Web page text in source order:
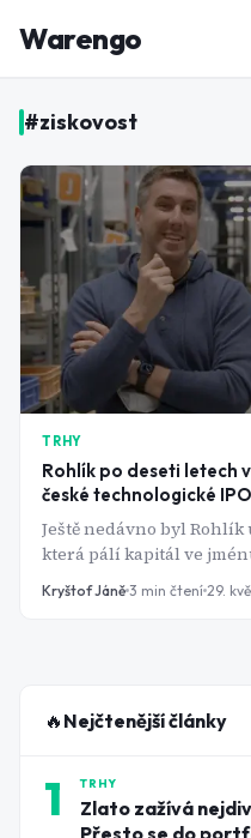
Warengo
NOVÉ
#ziskovost
TRHY
Rohlík po deseti letech
české technologické
Ještě nedávno byl
která pálí kapitál ve
zisk na úrovni celé
vlastní technologie
Kryštof Jáně 3 min čtení 29.
🔥 Nejčtenější články
1 TRHY
Zlato zažívá
Přesto se do